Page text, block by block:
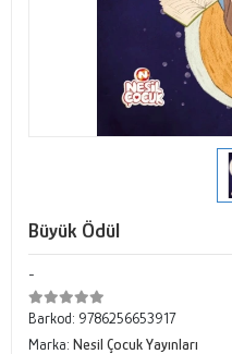
Büyük Ödül
-
Barkod: 9786256653917
Marka: Nesil Çocuk Yayınları